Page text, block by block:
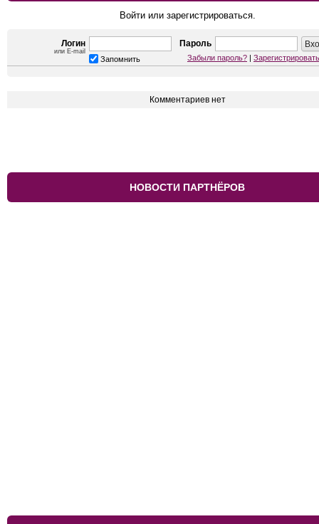
Войти или зарегистрироваться.
Логин
или E-mail
Пароль
Запомнить Забыли пароль? |
Комментариев нет
НОВОСТИ ПАРТНЁРОВ